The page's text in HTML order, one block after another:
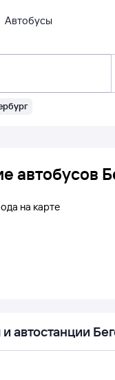
Автобусы
автобусов
на карте
автостанции